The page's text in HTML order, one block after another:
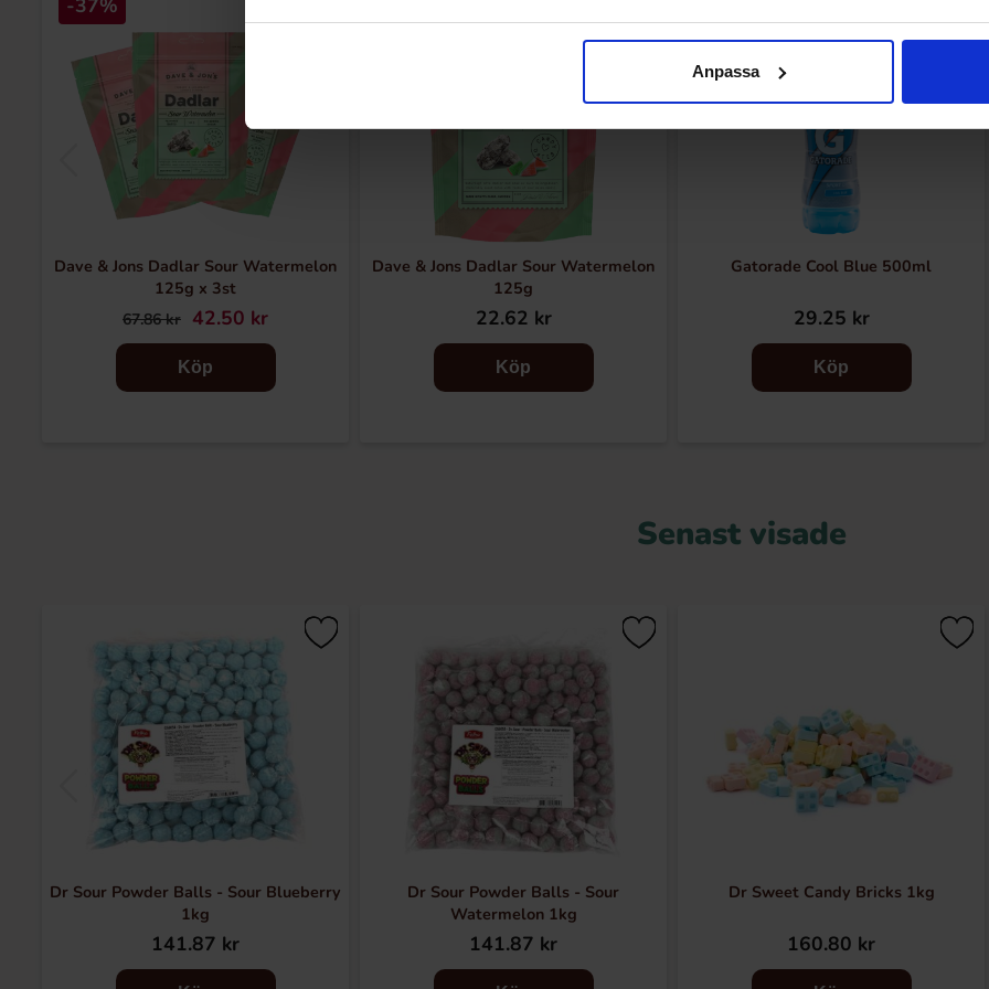
Anpassa
-37%
Dave & Jons Dadlar Sour Watermelon
125g x 3st
67.86 kr 42.50 kr
Köp
Dave & Jons Dadlar Sour Watermelon
125g
22.62 kr
Köp
Gatorade Cool Blue 500ml
29.25 kr
Köp
Senast visade
Dr Sour Powder Balls - Sour Blueberry
1kg
141.87 kr
Dr Sour Powder Balls - Sour
Watermelon 1kg
141.87 kr
Dr Sweet Candy Bricks 1kg
160.80 kr